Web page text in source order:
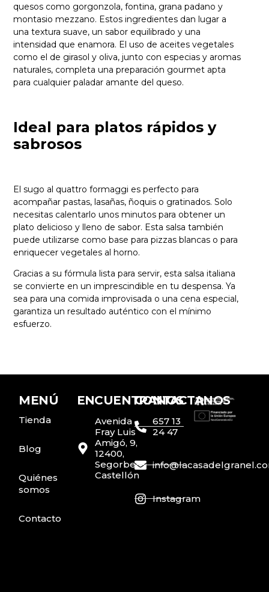
quesos como gorgonzola, fontina, grana padano y
montasio mezzano. Estos ingredientes dan lugar a
una textura suave, un sabor equilibrado y una
intensidad que enamora. El uso de aceites vegetales
como el de girasol y oliva, junto con especias y aromas
naturales, completa una preparación gourmet apta
para cualquier paladar amante del queso.
Ideal para platos rápidos y
sabrosos
El sugo al quattro formaggi es perfecto para
acompañar pastas, lasañas, ñoquis o gratinados. Solo
necesitas calentarlo unos minutos para obtener un
plato delicioso y lleno de sabor. Esta salsa también
puede utilizarse como base para pizzas blancas o para
enriquecer vegetales al horno.
Gracias a su fórmula lista para servir, esta salsa italiana
se convierte en un imprescindible en tu despensa. Ya
sea para una comida improvisada o una cena especial,
garantiza un resultado auténtico con el mínimo
esfuerzo.
MENÚ
Tienda
Blog
Quiénes
somos
Contacto
ENCUENTRANOS
Avenida
Fray Luis
Amigó, 9,
12400,
Segorbe,
Castellón
CONTACTANOS
657 13
24 47
Instagram